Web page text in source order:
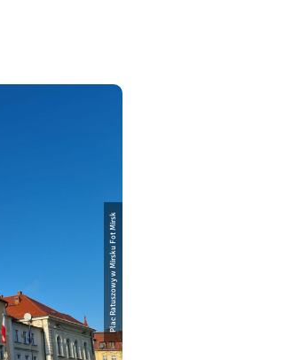
Plac Ratuszowy w Mirsku Fot Mirsk